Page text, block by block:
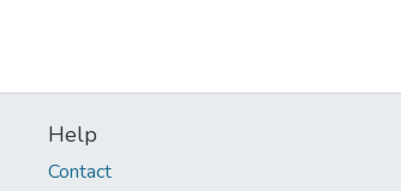
Help
Contact